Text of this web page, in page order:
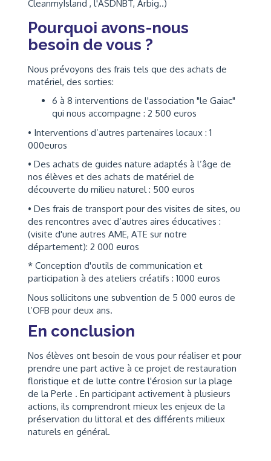
CleanmyIsland , l'ASDNBT, Arbig..)
Pourquoi avons-nous
besoin de vous ?
Nous prévoyons des frais tels que des achats de
matériel, des sorties:
6 à 8 interventions de l'association "le Gaiac"
qui nous accompagne : 2 500 euros
• Interventions d’autres partenaires locaux : 1
000euros
• Des achats de guides nature adaptés à l’âge de
nos élèves et des achats de matériel de
découverte du milieu naturel : 500 euros
• Des frais de transport pour des visites de sites, ou
des rencontres avec d’autres aires éducatives :
(visite d'une autres AME, ATE sur notre
département): 2 000 euros
* Conception d'outils de communication et
participation à des ateliers créatifs : 1000 euros
Nous sollicitons une subvention de 5 000 euros de
l’OFB pour deux ans.
En conclusion
Nos élèves ont besoin de vous pour réaliser et pour
prendre une part active à ce projet de restauration
floristique et de lutte contre l'érosion sur la plage
de la Perle . En participant activement à plusieurs
actions, ils comprendront mieux les enjeux de la
préservation du littoral et des différents milieux
naturels en général.